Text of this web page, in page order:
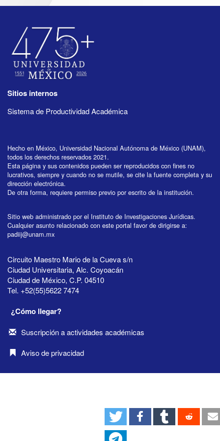
Sitios internos
Sistema de Productividad Académica
Hecho en México, Universidad Nacional Autónoma de México (UNAM),
todos los derechos reservados 2021.
Esta página y sus contenidos pueden ser reproducidos con fines no
lucrativos, siempre y cuando no se mutile, se cite la fuente completa y su
dirección electrónica.
De otra forma, requiere permiso previo por escrito de la institución.
Sitio web administrado por el Instituto de Investigaciones Jurídicas.
Cualquier asunto relacionado con este portal favor de dirigirse a:
padiij@unam.mx
Circuito Maestro Mario de la Cueva s/n
Ciudad Universitaria, Alc. Coyoacán
Ciudad de México, C.P. 04510
Tel. +52(55)5622 7474
¿Cómo llegar?
Suscripción a actividades académicas
Aviso de privacidad